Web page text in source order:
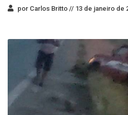
por Carlos Britto // 13 de janeiro de